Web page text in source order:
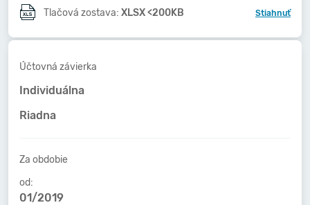
Tlačová zostava: XLSX <200KB Stiahnuť
Účtovná závierka
Individuálna
Riadna
Za obdobie
od:
01/2019